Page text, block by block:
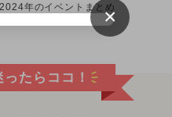
年のイベントまとめ
たらココ！
×